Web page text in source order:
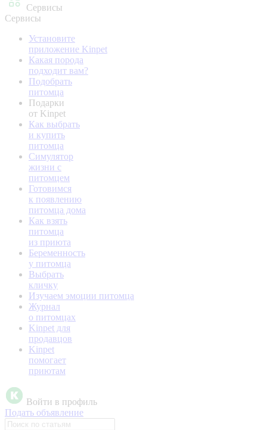
Сервисы
Сервисы
Установите
приложение Kinpet
Какая порода
подходит вам?
Подобрать
питомца
Подарки
от Kinpet
Как выбрать
и купить
питомца
Симулятор
жизни с
питомцем
Готовимся
к появлению
питомца дома
Как взять
питомца
из приюта
Беременность
у питомца
Выбрать
кличку
Изучаем эмоции питомца
Журнал
о питомцах
Kinpet для
продавцов
Kinpet
помогает
приютам
Войти в профиль
Подать объявление